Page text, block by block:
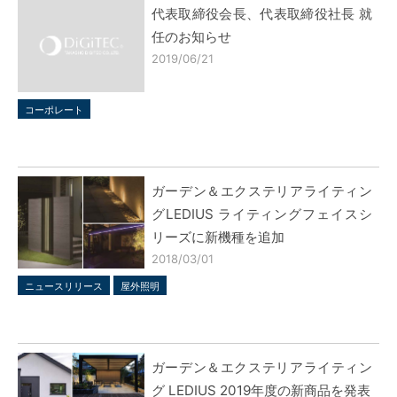
代表取締役会長、代表取締役社長 就
任のお知らせ
2019/06/21
コーポレート
ガーデン＆エクステリアライティン
グLEDIUS ライティングフェイスシ
リーズに新機種を追加
2018/03/01
ニュースリリース 屋外照明
ガーデン＆エクステリアライティン
グ LEDIUS 2019年度の新商品を発表